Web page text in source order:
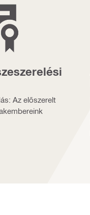
Az előszerelt